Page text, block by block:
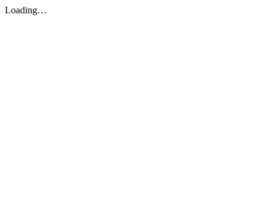
Loading…